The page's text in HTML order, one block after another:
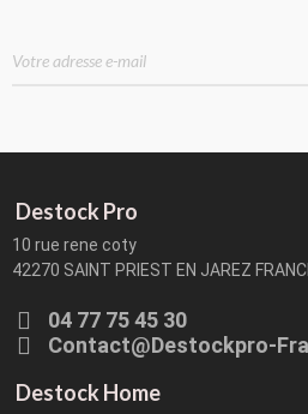
Destock Pro
10 rue rene coty
42270 SAINT PRIEST EN JAREZ
04 77 75 45 30
Contact@destockpro-
Destock Home